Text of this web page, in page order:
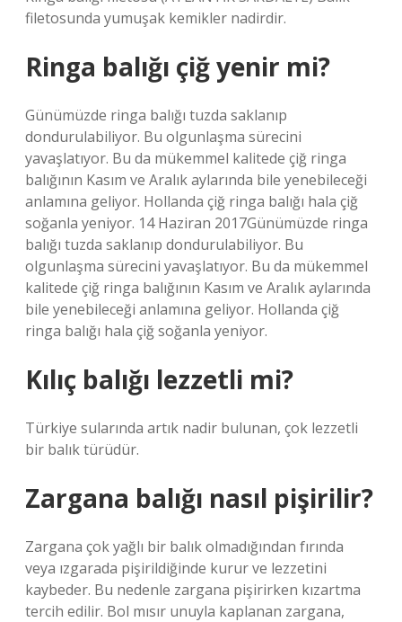
filetosunda yumuşak kemikler nadirdir.
Ringa balığı çiğ yenir mi?
Günümüzde ringa balığı tuzda saklanıp
dondurulabiliyor. Bu olgunlaşma sürecini
yavaşlatıyor. Bu da mükemmel kalitede çiğ ringa
balığının Kasım ve Aralık aylarında bile yenebileceği
anlamına geliyor. Hollanda çiğ ringa balığı hala çiğ
soğanla yeniyor. 14 Haziran 2017Günümüzde ringa
balığı tuzda saklanıp dondurulabiliyor. Bu
olgunlaşma sürecini yavaşlatıyor. Bu da mükemmel
kalitede çiğ ringa balığının Kasım ve Aralık aylarında
bile yenebileceği anlamına geliyor. Hollanda çiğ
ringa balığı hala çiğ soğanla yeniyor.
Kılıç balığı lezzetli mi?
Türkiye sularında artık nadir bulunan, çok lezzetli
bir balık türüdür.
Zargana balığı nasıl pişirilir?
Zargana çok yağlı bir balık olmadığından fırında
veya ızgarada pişirildiğinde kurur ve lezzetini
kaybeder. Bu nedenle zargana pişirirken kızartma
tercih edilir. Bol mısır unuyla kaplanan zargana,